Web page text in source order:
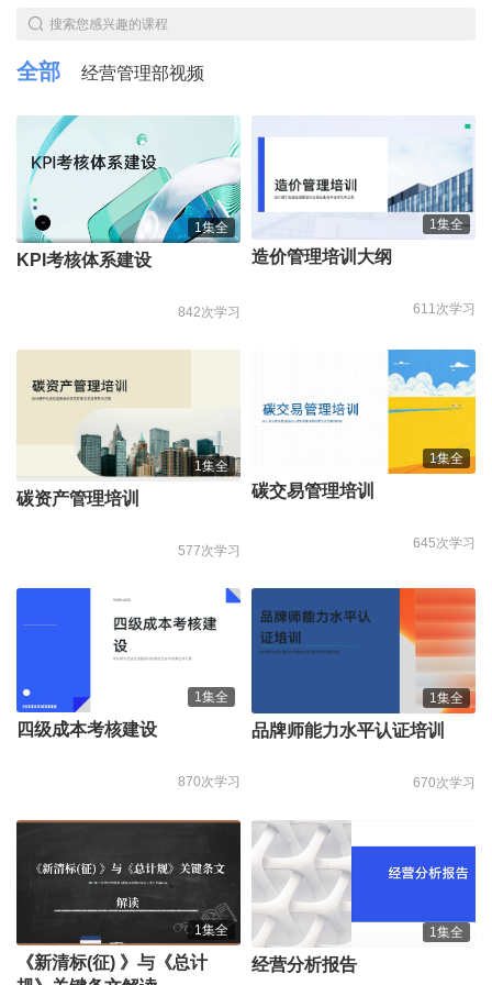
搜索您感兴趣的课程
全部 经营管理部视频
1集全
KPI考核体系建设
842次学习
1集全
造价管理培训大纲
611次学习
1集全
碳资产管理培训
577次学习
1集全
碳交易管理培训
645次学习
1集全
四级成本考核建设
870次学习
1集全
品牌师能力水平认证培训
670次学习
1集全
《新清标(征) 》与《总计
1集全
经营分析报告